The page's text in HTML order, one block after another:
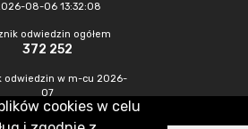
08-06 13:32:08
odwiedzin ogółem
372 252
odwiedzin w m-cu 2026-
07
956
cookies w celu